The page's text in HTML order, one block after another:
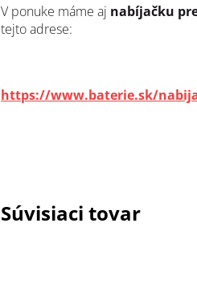
Súvisiaci tovar
V ponuke máme aj nabíjačku
tejto adrese:
https://www.baterie.sk/